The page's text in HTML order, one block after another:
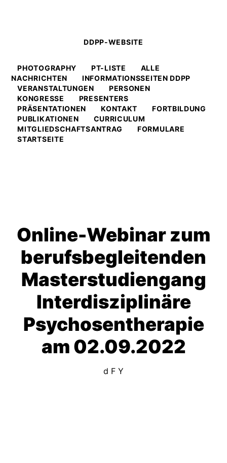
DDPP-WEBSITE
PHOTOGRAPHY PT-LISTE
ALLE
NACHRICHTEN
INFORMATIONSSEITEN DDPP
VERANSTALTUNGEN
PERSONEN
KONGRESSE
PRESENTERS
PRÄSENTATIONEN
KONTAKT
FORTBILDUNG
PUBLIKATIONEN
CURRICULUM
MITGLIEDSCHAFTSANTRAG
FORMULARE
STARTSEITE
Online-Webinar zum
berufsbegleitenden
Masterstudiengang
Interdisziplinäre
Psychosentherapie
am 02.09.2022
d F Y